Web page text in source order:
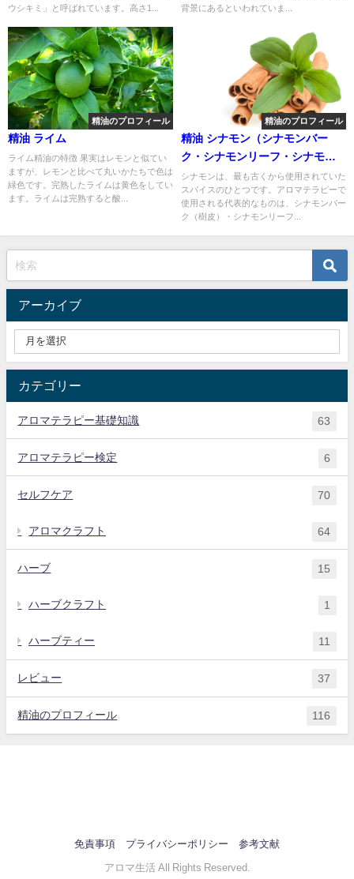
ウシキミ」と呼ばれています。高さ1...
背景にあるといわれていま...
精油のプロフィール
精油 ライム
ライム精油の特徴 果実はレモンと似てい
ますが、レモンと比べて丸いかたちで色は
緑色です。完熟したライムは黄色をしてい
ます。ライムは完熟すると酸...
精油のプロフィール
精油 シナモン（シナモンバー
ク・シナモンリーフ・シナモン
カッシア）
シナモンは、最も古くから使用されていた
スパイスのひとつです。アロマテラピーで
使用される代表的なものは、シナモンバー
ク（樹皮）・シナモンリーフ...
アーカイブ
カテゴリー
アロマテラピー基礎知識 63
アロマテラピー検定 6
セルフケア 70
アロマクラフト 64
ハーブ 15
ハーブクラフト 1
ハーブティー 11
レビュー 37
精油のプロフィール 116
免責事項 プライバシーポリシー 参考文献
アロマ生活 All Rights Reserved.